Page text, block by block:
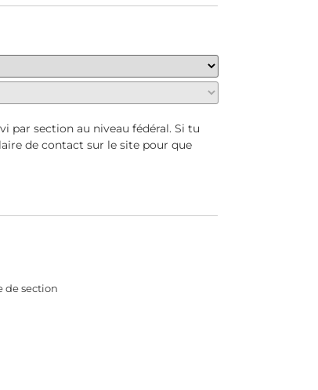
par section au niveau fédéral. Si tu
de contact sur le site pour que
de section